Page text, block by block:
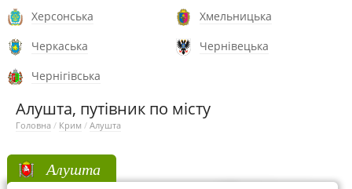
Херсонська
Хмельницька
Черкаська
Чернівецька
Чернігівська
Алушта, путівник по місту
Головна / Крим / Алушта
Алушта